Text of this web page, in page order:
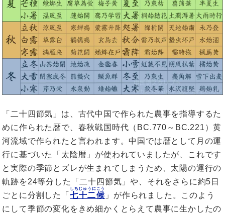
「二十四節気」は、古代中国で作られた農事を指導するた
めに作られた暦で、春秋戦国時代（BC.770～BC.221）黄
河流域で作られたと言われます。中国では暦として月の運
行に基づいた「太陰暦」が使われていましたが、これです
と実際の季節とズレが生まれてしまうため、太陽の運行の
軌跡を24等分した「二十四節気」や、それをさらに約5日
ごとに分割した「 七十二候
しちじゅうにこう
」が作られました。このよう
にして季節の変化をきめ細かくとらえて農事に生かしたの